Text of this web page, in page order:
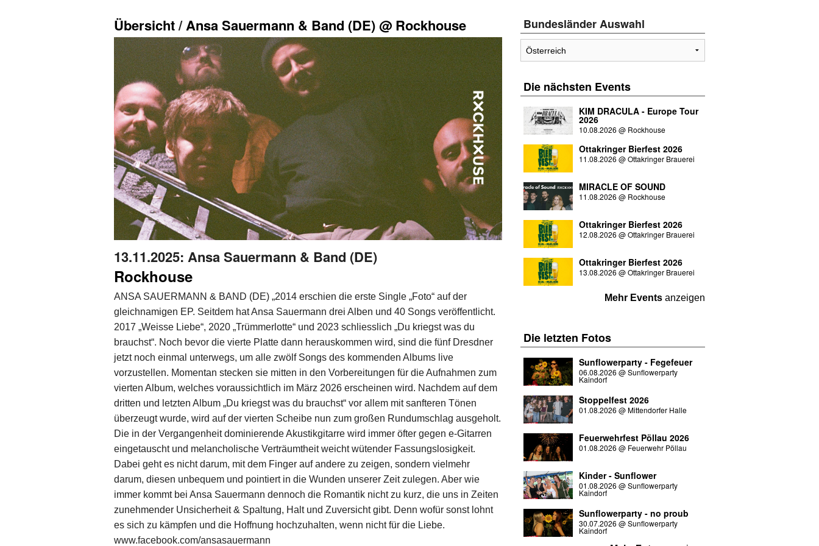
Übersicht/Ansa Sauermann & Band (DE) @ Rockhouse
13.11.2025: Ansa Sauermann & Band (DE)
Rockhouse
ANSA SAUERMANN & BAND (DE) „2014 erschien die erste Single „Foto“ auf der
gleichnamigen EP. Seitdem hat Ansa Sauermann drei Alben und 40 Songs veröffentlicht.
2017 „Weisse Liebe“, 2020 „Trümmerlotte“ und 2023 schliesslich „Du kriegst was du
brauchst“. Noch bevor die vierte Platte dann herauskommen wird, sind die fünf Dresdner
jetzt noch einmal unterwegs, um alle zwölf Songs des kommenden Albums live
vorzustellen. Momentan stecken sie mitten in den Vorbereitungen für die Aufnahmen zum
vierten Album, welches voraussichtlich im März 2026 erscheinen wird. Nachdem auf dem
dritten und letzten Album „Du kriegst was du brauchst“ vor allem mit sanfteren Tönen
überzeugt wurde, wird auf der vierten Scheibe nun zum großen Rundumschlag ausgeholt.
Die in der Vergangenheit dominierende Akustikgitarre wird immer öfter gegen e-Gitarren
eingetauscht und melancholische Verträumtheit weicht wütender Fassungslosigkeit.
Dabei geht es nicht darum, mit dem Finger auf andere zu zeigen, sondern vielmehr
darum, diesen unbequem und pointiert in die Wunden unserer Zeit zulegen. Aber wie
immer kommt bei Ansa Sauermann dennoch die Romantik nicht zu kurz, die uns in Zeiten
zunehmender Unsicherheit & Spaltung, Halt und Zuversicht gibt. Denn wofür sonst lohnt
es sich zu kämpfen und die Hoffnung hochzuhalten, wenn nicht für die Liebe.
www.facebook.com/ansasauermann
Bundesländer Auswahl
Die nächsten Events
KIM DRACULA - Europe Tour
2026
10.08.2026 @ Rockhouse
Ottakringer Bierfest 2026
11.08.2026 @Ottakringer Brauerei
MIRACLE OF SOUND
11.08.2026 @ Rockhouse
Ottakringer Bierfest 2026
12.08.2026 @Ottakringer Brauerei
Ottakringer Bierfest 2026
13.08.2026 @Ottakringer Brauerei
Mehr Events anzeigen
Die letzten Fotos
Sunflowerparty - Fegefeuer
06.08.2026 @Sunflowerparty
Kaindorf
Stoppelfest 2026
01.08.2026 @Mittendorfer Halle
Feuerwehrfest Pöllau 2026
01.08.2026 @ Feuerwehr Pöllau
Kinder - Sunflower
01.08.2026 @Sunflowerparty
Kaindorf
Sunflowerparty - no proub
30.07.2026 @Sunflowerparty
Kaindorf